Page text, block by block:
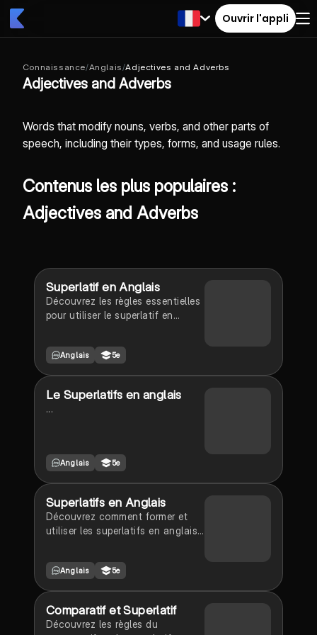
Ouvrir l'appli
Connaissance/Anglais/Adjectives and Adverbs
Adjectives and Adverbs
Words that modify nouns, verbs, and other parts of
speech, including their types, forms, and usage rules.
Contenus les plus populaires :
Adjectives and Adverbs
Superlatif en Anglais
Découvrez les règles essentielles
pour utiliser le superlatif en
exceptions. Ce résumé pratique
vous aidera à maîtriser les
expression écrite et orale. Type :
résumé.
Anglais 5e
Le Superlatifs en anglais
...
Anglais 5e
Superlatifs en Anglais
Découvrez comment former et
utiliser les superlatifs en anglais,
que les exceptions. Ce résumé
est idéal pour les élèves de 5ème
comparaisons en anglais.
Anglais 5e
Comparatif et Superlatif
Découvrez les règles du